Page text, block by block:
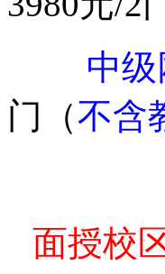
中级
门（不含
面授校